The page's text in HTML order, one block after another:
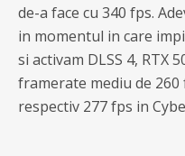
de-a face cu 340 fps.
in momentul in care
si activam DLSS 4, RTX
framerate mediu de
respectiv 277 fps in